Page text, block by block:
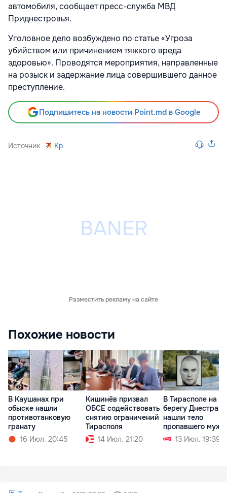
автомобиля, сообщает пресс-служба МВД
Приднестровья.
Уголовное дело возбуждено по статье «Угроза
убийством или причинением тяжкого вреда
здоровью». Проводятся мероприятия, направленные
на розыск и задержание лица совершившего данное
преступление.
Подпишитесь на новости Point.md в Google
Источник Kp
Разместить рекламу на сайте
Похожие новости
В Каушанах при
обыске нашли
противотанковую
гранату
16 Июл. 20:45
Кишинёв призвал
ОБСЕ содействовать
снятию ограничений
Тирасполя
14 Июл. 21:20
В Тирасполе на
берегу Днестра
нашли тело
пропавшего
13 Июл. 19:39